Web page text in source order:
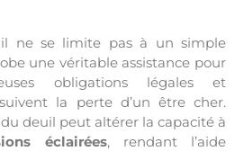
ne se limite pas à un simple
une véritable assistance pour
obligations légales et
la perte d’un être cher.
deuil peut altérer la capacité à
éclairées, rendant l’aide